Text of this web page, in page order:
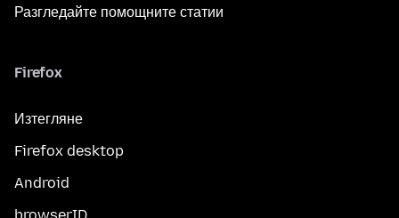
Разгледайте помощните статии
Firefox
Изтегляне
Firefox desktop
Android